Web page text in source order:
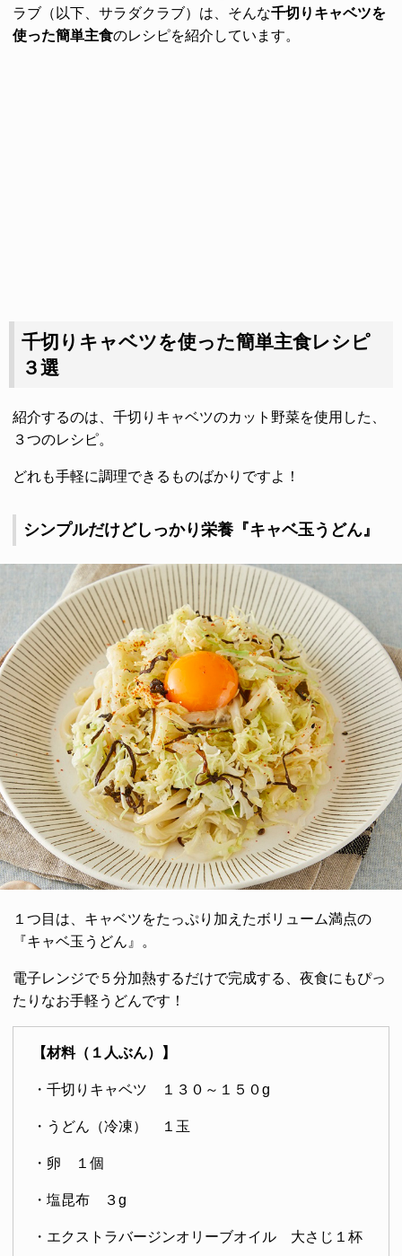
ラブ（以下、サラダクラブ）は、そんな千切りキャベツを
使った簡単主食のレシピを紹介しています。
千切りキャベツを使った簡単主食レシピ
３選
紹介するのは、千切りキャベツのカット野菜を使用した、
３つのレシピ。
どれも手軽に調理できるものばかりですよ！
シンプルだけどしっかり栄養『キャベ玉うどん』
１つ目は、キャベツをたっぷり加えたボリューム満点の
『キャベ玉うどん』。
電子レンジで５分加熱するだけで完成する、夜食にもぴっ
たりなお手軽うどんです！
【材料（１人ぶん）】
・千切りキャベツ １３０～１５０g
・うどん（冷凍） １玉
・卵 １個
・塩昆布 ３g
・エクストラバージンオリーブオイル 大さじ１杯